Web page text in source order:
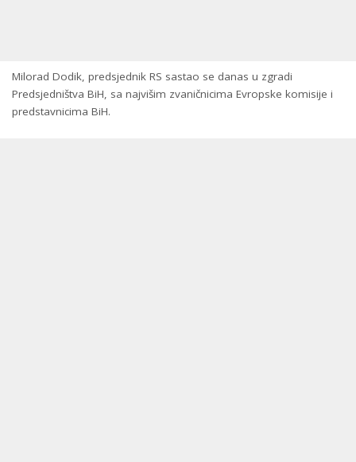
Milorad Dodik, predsjednik RS sastao se danas u zgradi
Predsjedništva BiH, sa najvišim zvaničnicima Evropske komisije i
predstavnicima BiH.